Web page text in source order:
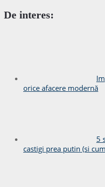
De interes:
orice afacere modernă
5
castigi prea putin (si